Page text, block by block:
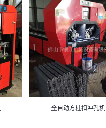
全自动方柱扣冲孔机